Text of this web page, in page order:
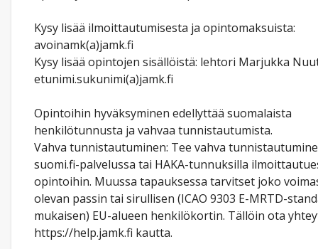
Kysy lisää ilmoittautumisesta ja opintomaksuista:
avoinamk(a)jamk.fi
Kysy lisää opintojen sisällöistä: lehtori Marjukka
etunimi.sukunimi(a)jamk.fi
Opintoihin hyväksyminen edellyttää suomalaista
henkilötunnusta ja vahvaa tunnistautumista.
Vahva tunnistautuminen: Tee vahva
suomi.fi-palvelussa tai HAKA-tunnuksilla
opintoihin. Muussa tapauksessa tarvitset joko
olevan passin tai sirullisen (ICAO 9303 E-MRTD-
mukaisen) EU-alueen henkilökortin. Tällöin ota
https://help.jamk.fi kautta.